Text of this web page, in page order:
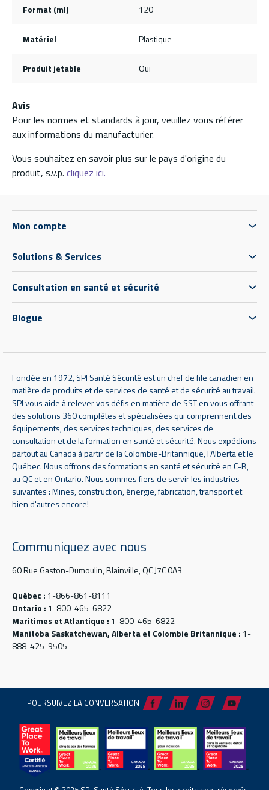
Format (ml) 120
Matériel Plastique
Produit jetable Oui
Avis
Pour les normes et standards à jour, veuillez vous référer
aux informations du manufacturier.
Vous souhaitez en savoir plus sur le pays d'origine du
produit, s.v.p. cliquez ici.
Mon compte
Solutions & Services
Consultation en santé et sécurité
Blogue
Fondée en 1972, SPI Santé Sécurité est un chef de file canadien en
matière de produits et de services de santé et de sécurité au travail.
SPI vous aide à relever vos défis en matière de SST en vous offrant
des solutions 360 complètes et spécialisées qui comprennent des
équipements, des services techniques, des services de
consultation et de la formation en santé et sécurité. Nous expédions
partout au Canada à partir de la Colombie-Britannique, l’Alberta et le
Québec. Nous offrons des formations en santé et sécurité en C-B,
au QC et en Ontario. Nous sommes fiers de servir les industries
suivantes : Mines, construction, énergie, fabrication, transport et
bien d'autres encore!
Communiquez avec nous
60 Rue Gaston-Dumoulin, Blainville, QC J7C 0A3
Québec : 1-866-861-8111
Ontario : 1-800-465-6822
Maritimes et Atlantique : 1-800-465-6822
Manitoba Saskatchewan, Alberta et Colombie Britannique : 1-
888-425-9505
POURSUIVEZ LA CONVERSATION